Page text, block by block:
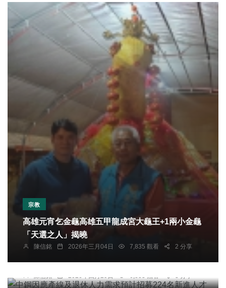
宗教
高雄元宵乞金龜高雄五甲龍成宮大龜王+1兩小金龜
「天選之人」揭曉
陳信銘 2026年三月04日 7,835 觀看 2 分享
綜合新聞
中鋼因應產線及退休人力需求預計招募224名新進
人才
陳信銘 2026年四月29日 6,883 觀看 3 分享
社會 綜合新聞